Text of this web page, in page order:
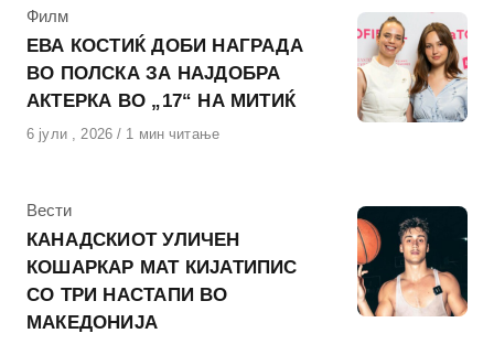
КАтегорија
Филм
ЕВА КОСТИЌ ДОБИ НАГРАДА
ВО ПОЛСКА ЗА НАЈДОБРА
АКТЕРКА ВО „17“ НА МИТИЌ
Објавено
6 јули , 2026 1 мин читање
КАтегорија
Вести
КАНАДСКИОТ УЛИЧЕН
КОШАРКАР МАТ КИЈАТИПИС
СО ТРИ НАСТАПИ ВО
МАКЕДОНИЈА